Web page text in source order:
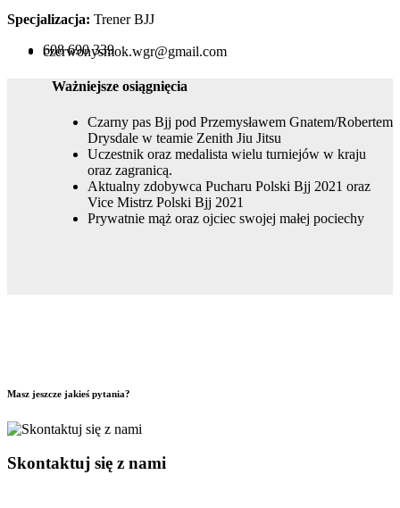
Specjalizacja: Trener BJJ
608 690 339
czerwonysmok.wgr@gmail.com
Ważniejsze osiągnięcia
Czarny pas Bjj pod Przemysławem Gnatem/Robertem
Drysdale w teamie Zenith Jiu Jitsu
Uczestnik oraz medalista wielu turniejów w kraju
oraz zagranicą.
Aktualny zdobywca Pucharu Polski Bjj 2021 oraz
Vice Mistrz Polski Bjj 2021
Prywatnie mąż oraz ojciec swojej małej pociechy
Masz jeszcze jakieś pytania?
Skontaktuj się z nami